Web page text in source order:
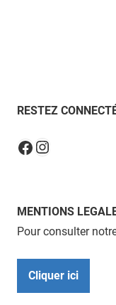
RESTEZ
Facebook
Instagram
MENTIONS
Pour consulter
Cliquer ici